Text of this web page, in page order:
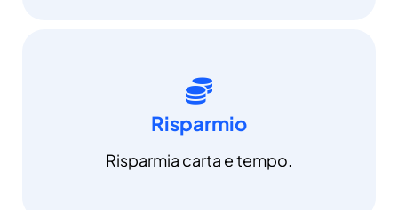
Risparmio
Risparmia carta e tempo.